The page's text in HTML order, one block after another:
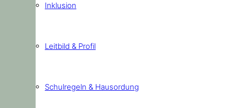
Inklusion
Leitbild & Profil
Schulregeln & Hausordung